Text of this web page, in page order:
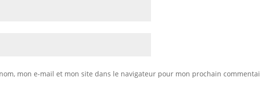
mon e-mail et mon site dans le navigateur pour mon prochain